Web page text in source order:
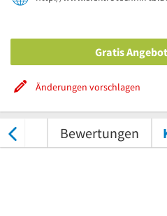
Gratis
Änderungen vorschlagen
Bewertungen